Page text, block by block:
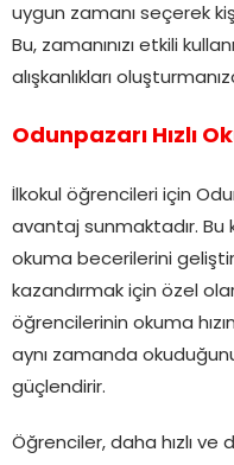
uygun zamanı seçerek
Bu, zamanınızı etkili
alışkanlıkları
Odunpazarı Hızlı
İlkokul öğrencileri için
avantaj sunmaktadır. Bu
okuma becerilerini
kazandırmak için özel
öğrencilerinin okuma
aynı zamanda
güçlendirir.
Öğrenciler, daha hızlı